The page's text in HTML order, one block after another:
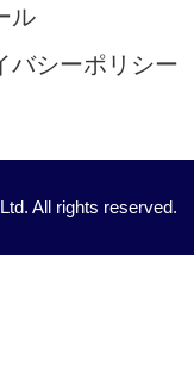
ル
バシーポリシー
All rights reserved.